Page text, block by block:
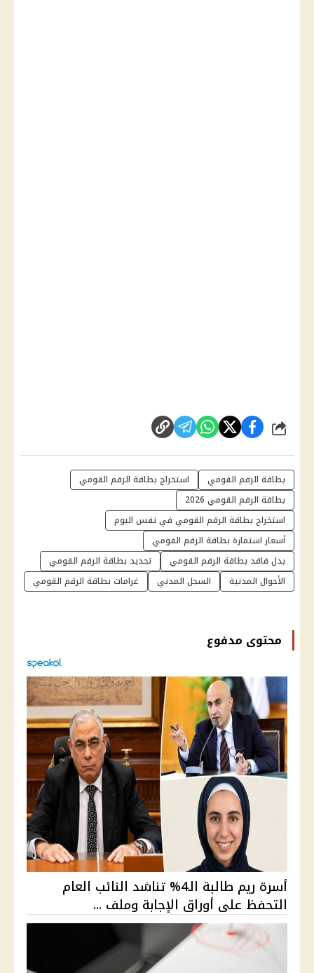
شارك
بطاقة الرقم القومي
استخراج بطاقة الرقم القومي
بطاقة الرقم القومي 2026
استخراج بطاقة الرقم القومي في نفس اليوم
أسعار استمارة بطاقة الرقم القومي
بدل فاقد بطاقة الرقم القومي
تجديد بطاقة الرقم القومي
الأحوال المدنية
السجل المدني غرامات بطاقة الرقم القومي
محتوى مدفوع
أسرة ريم طالبة الـ4% تناشد النائب العام
التحفظ على أوراق الإجابة وملف ...